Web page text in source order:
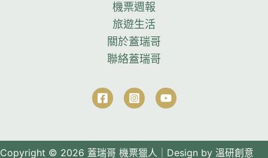
機票週報
旅遊生活
關於蓋瑞哥
聯絡蓋瑞哥
Copyright © 2026 蓋瑞哥 機票獵人｜Design by 溫研創意